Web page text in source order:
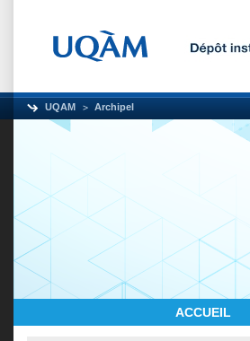
UQAM Archipel
ACCUEIL